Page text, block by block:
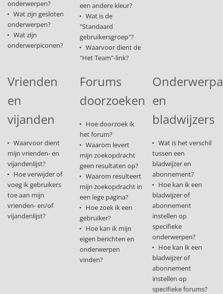
onderwerpen?
Wat zijn gesloten
onderwerpen?
Wat zijn
onderwerpiconen?
een andere kleur?
Wat is de
"Standaard
gebruikersgroep"?
Waarvoor dient de
"Het Team"-link?
Vrienden
en
vijanden
Waarvoor dient
mijn vrienden- en
vijandenlijst?
Hoe verwijder of
voeg ik gebruikers
toe aan mijn
vrienden- en/of
vijandenlijst?
Forums
doorzoeken
Hoe doorzoek ik
het forum?
Waarom levert
mijn zoekopdracht
geen resultaten op?
Waarom resulteert
mijn zoekopdracht in
een lege pagina?
Hoe zoek ik een
gebruiker?
Hoe kan ik mijn
eigen berichten en
onderwerpen
vinden?
en
bladwijzers
Wat is het verschil
tussen een
bladwijzer en
abonnement?
Hoe kan ik een
bladwijzer of
abonnement
instellen op
specifieke
onderwerpen?
Hoe kan ik een
bladwijzer of
abonnement
instellen op
specifieke forums?